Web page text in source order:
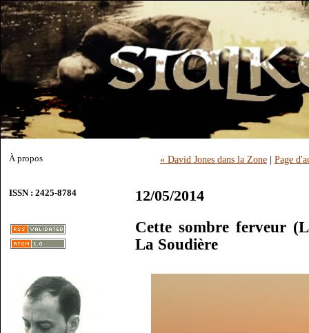
À propos
ISSN : 2425-8784
« David Jones dans la Zone| Page
12/05/2014
Cette sombre ferveur
La Soudière